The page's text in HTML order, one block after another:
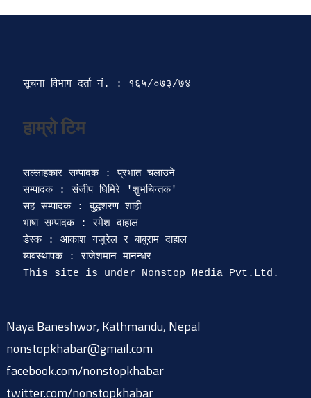
सूचना विभाग दर्ता‍ नं. : १६५/०७३/७४
हाम्रो टिम
सल्लाहकार सम्पादक : प्रभात चलाउने
सम्पादक : संजीप घिमिरे 'शुभचिन्तक'
सह सम्पादक : बुद्धशरण शाही
भाषा सम्पादक : रमेश दाहाल
डेस्क : आकाश गजुरेल र बाबुराम दाहाल
ब्यवस्थापक : राजेशमान मानन्धर
Naya Baneshwor, Kathmandu, Nepal
nonstopkhabar@gmail.com
facebook.com/nonstopkhabar
twitter.com/nonstopkhabar